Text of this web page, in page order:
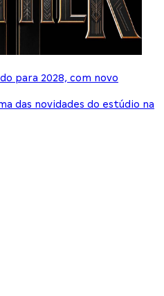
para 2028, com novo
das novidades do estúdio na